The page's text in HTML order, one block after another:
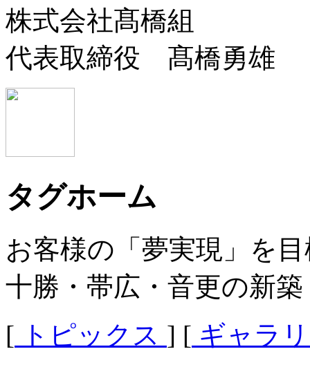
株式会社髙橋組
代表取締役 髙橋勇雄
タグホーム
お客様の「夢実現」を
十勝・帯広・音更の新
[ トピックス ] [ ギャラ